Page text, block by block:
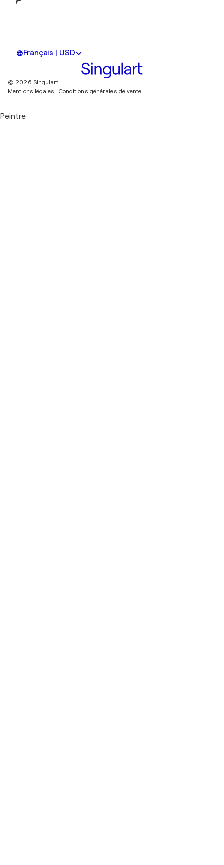
Français | USD
© 2026 Singulart
Mentions légales. Conditions générales de vente
Peintre